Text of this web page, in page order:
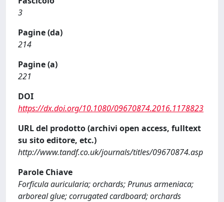
3
Pagine (da)
214
Pagine (a)
221
DOI
https://dx.doi.org/10.1080/09670874.2016.1178823
URL del prodotto (archivi open access, fulltext
su sito editore, etc.)
http://www.tandf.co.uk/journals/titles/09670874.asp
Parole Chiave
Forficula auricularia; orchards; Prunus armeniaca;
arboreal glue; corrugated cardboard; orchards